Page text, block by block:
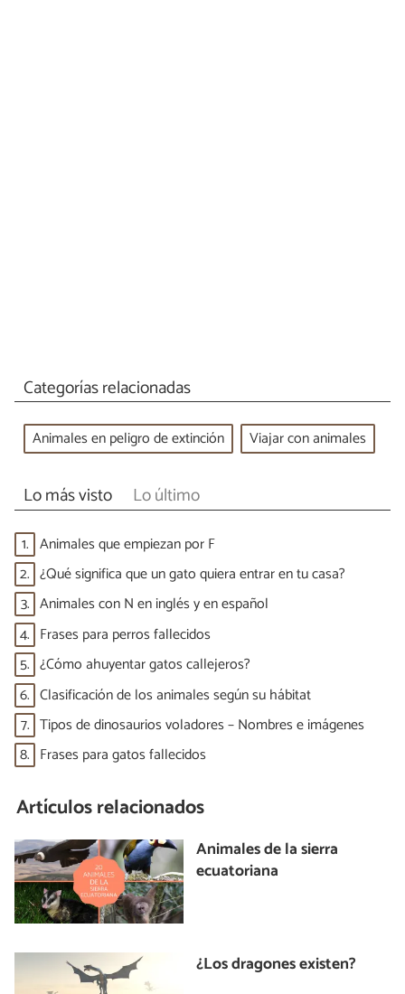
Categorías relacionadas
Animales en peligro de extinción Viajar con animales
Lo más visto Lo último
1. Animales que empiezan por F
2. ¿Qué significa que un gato quiera entrar en tu casa?
3. Animales con N en inglés y en español
4. Frases para perros fallecidos
5. ¿Cómo ahuyentar gatos callejeros?
6. Clasificación de los animales según su hábitat
7. Tipos de dinosaurios voladores – Nombres e imágenes
8. Frases para gatos fallecidos
Artículos relacionados
Animales de la sierra
ecuatoriana
¿Los dragones existen?